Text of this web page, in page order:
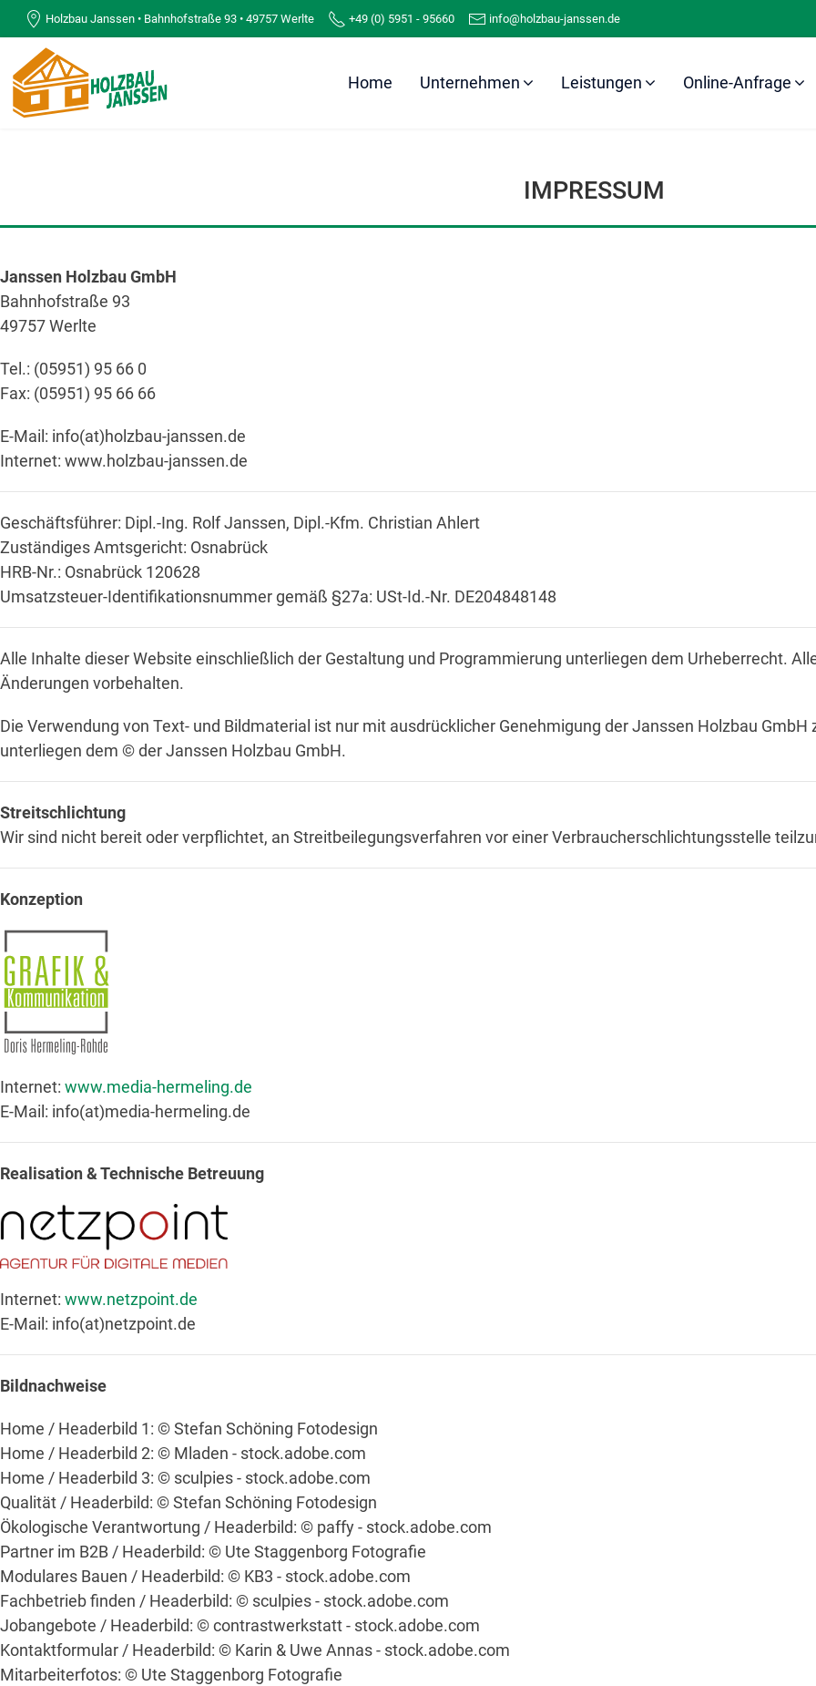
Holzbau Janssen • Bahnhofstraße 93 • 49757 Werlte +49 (0) 5951 - 95660 info@holzbau-janssen.de
Home Unternehmen Leistungen Online-Anfrage
IMPRESSUM
Janssen Holzbau GmbH
Bahnhofstraße 93
49757 Werlte
Tel.: (05951) 95 66 0
Fax: (05951) 95 66 66
E-Mail: info(at)holzbau-janssen.de
Internet: www.holzbau-janssen.de
Geschäftsführer: Dipl.-Ing. Rolf Janssen, Dipl.-Kfm. Christian Ahlert
Zuständiges Amtsgericht: Osnabrück
HRB-Nr.: Osnabrück 120628
Umsatzsteuer-Identifikationsnummer gemäß §27a: USt-Id.-Nr. DE204848148
Alle Inhalte dieser Website einschließlich der Gestaltung und Programmierung unterliegen dem Urheberrecht.
Änderungen vorbehalten.
Die Verwendung von Text- und Bildmaterial ist nur mit ausdrücklicher Genehmigung der Janssen Holzbau
unterliegen dem © der Janssen Holzbau GmbH.
Streitschlichtung
Wir sind nicht bereit oder verpflichtet, an Streitbeilegungsverfahren vor einer Verbraucherschlichtungsstelle
Konzeption
Internet: www.media-hermeling.de
E-Mail: info(at)media-hermeling.de
Realisation & Technische Betreuung
Internet: www.netzpoint.de
E-Mail: info(at)netzpoint.de
Bildnachweise
Home / Headerbild 1: © Stefan Schöning Fotodesign
Home / Headerbild 2: © Mladen - stock.adobe.com
Home / Headerbild 3: © sculpies - stock.adobe.com
Qualität / Headerbild: © Stefan Schöning Fotodesign
Ökologische Verantwortung / Headerbild: © paffy - stock.adobe.com
Partner im B2B / Headerbild: © Ute Staggenborg Fotografie
Modulares Bauen / Headerbild: © KB3 - stock.adobe.com
Fachbetrieb finden / Headerbild: © sculpies - stock.adobe.com
Jobangebote / Headerbild: © contrastwerkstatt - stock.adobe.com
Kontaktformular / Headerbild: © Karin & Uwe Annas - stock.adobe.com
Mitarbeiterfotos: © Ute Staggenborg Fotografie